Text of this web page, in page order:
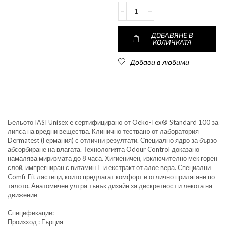
ДОБАВЯНЕ В
КОЛИЧКАТА
Добави в любими
Бельото IASI Unisex e сертифициранo от Oeko-Tex® Standard 100 за
липса на вредни вещества. Клинично тестванo от лаборатория
Dermatest (Германия) с отлични резултати. Специално ядро за бързо
абсорбиране на влагата. Технологията Odour Control доказано
намалява миризмата до 8 часа. Хигиеничен, изключително мек горен
слой, импрегниран с витамин Е и екстракт от алое вера. Специални
Comfi-Fit ластици, които предлагат комфорт и отлично прилягане по
тялото. Анатомичен ултра тънък дизайн за дискретност и лекота на
движение
Спецификации:
Произход : Гърция